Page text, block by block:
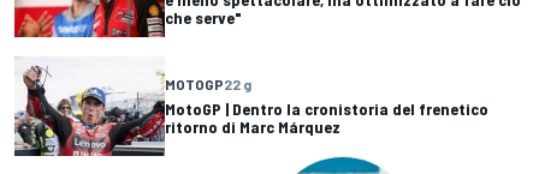
che serve"
MOTOGP22 g
MotoGP | Dentro la cronistoria del frenetico
ritorno di Marc Márquez